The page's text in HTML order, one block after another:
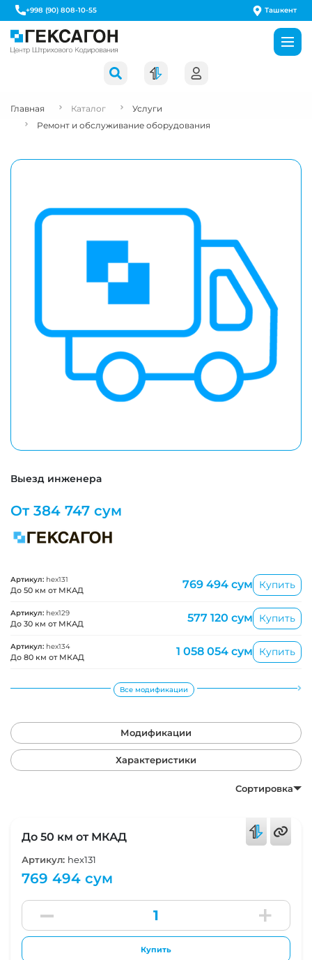
+998 (90) 808-10-55 Ташкент
Главная Каталог
Услуги
Ремонт и обслуживание оборудования
Выезд инженера
От384 747 сум
Артикул: hex131
До 50 км от МКАД 769 494 сум Купить
Артикул: hex129
До 30 км от МКАД 577 120 сум Купить
Артикул: hex134
До 80 км от МКАД 1 058 054 сум Купить
Все модификации
Модификации
Характеристики
Сортировка
До 50 км от МКАД
Артикул: hex131
769 494 сум
Купить